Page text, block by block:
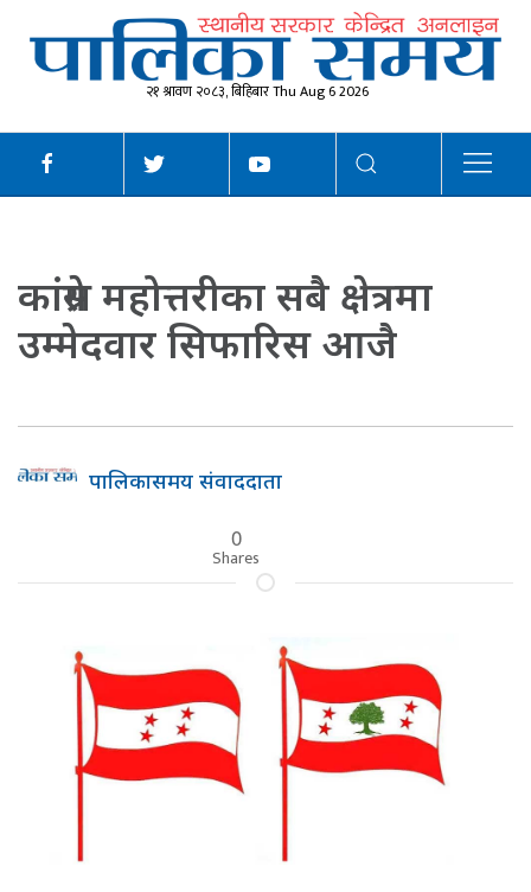
२१ श्रावण २०८३, बिहिबार Thu Aug 6 2026
कांग्रेस महोत्तरीका सबै क्षेत्रमा
उम्मेदवार सिफारिस आजै
पालिकासमय संवाददाता
0
Shares